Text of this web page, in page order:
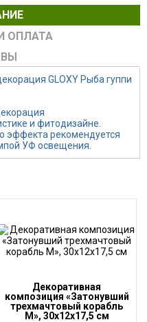
ОПЛАТА
GLOXY Рыба гуппи
и фитодизайне.
эффекта рекомендуется
УФ освещения.
Декоративная
композиция «Затонувший
трехмачтовый корабль
M», 30х12х17,5 см